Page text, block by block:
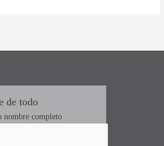
de todo
nombre completo